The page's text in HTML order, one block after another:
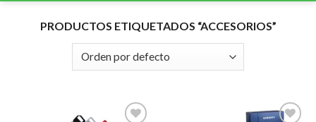
PRODUCTOS ETIQUETADOS “ACCESORIOS”